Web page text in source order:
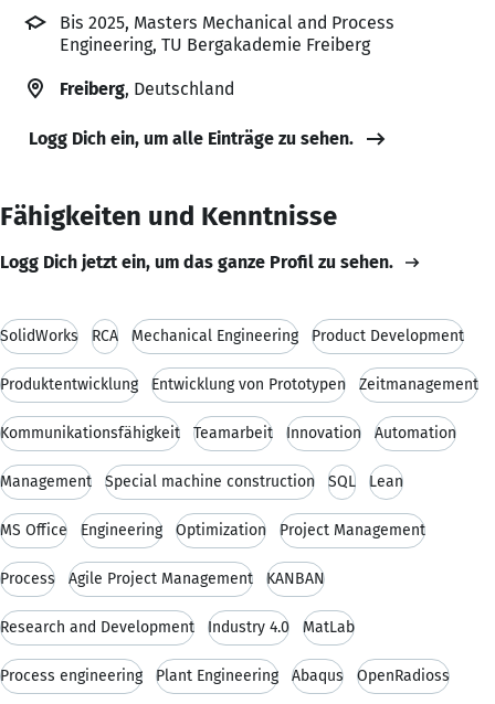
Bis 2025, Masters Mechanical and Process
Engineering, TU Bergakademie Freiberg
Freiberg, Deutschland
Logg Dich ein, um alle Einträge zu sehen.
Fähigkeiten und Kenntnisse
Logg Dich jetzt ein, um das ganze Profil zu sehen.
SolidWorks RCA Mechanical Engineering Product Development
Produktentwicklung Entwicklung von Prototypen Zeitmanagement
Kommunikationsfähigkeit Teamarbeit Innovation Automation
Management Special machine construction SQL Lean
MS Office Engineering Optimization Project Management
Process Agile Project Management KANBAN
Research and Development Industry 4.0 MatLab
Process engineering Plant Engineering Abaqus OpenRadioss